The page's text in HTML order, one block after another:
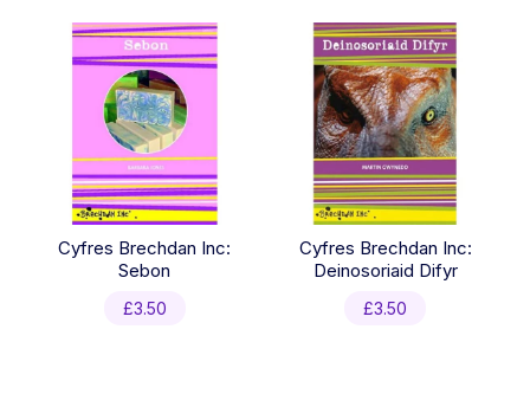
Cyfres Brechdan Inc:
Sebon
£3.50
Cyfres Brechdan Inc:
Deinosoriaid Difyr
£3.50